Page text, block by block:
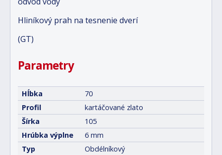
Hliníkový prah na tesnenie dverí
(GT)
Parametry
Hĺbka
70
Profil
kartáčované zlato
Šírka
105
Hrúbka výplne
6 mm
Typ
Obdélníkový